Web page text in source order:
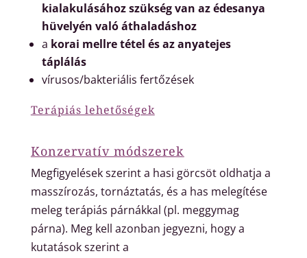
kialakulásához szükség van az édesanya
hüvelyén való áthaladáshoz
a korai mellre tétel és az anyatejes
táplálás
vírusos/bakteriális fertőzések
Terápiás lehetőségek
Konzervatív módszerek
Megfigyelések szerint a hasi görcsöt oldhatja a
masszírozás, tornáztatás, és a has melegítése
meleg terápiás párnákkal (pl. meggymag
párna). Meg kell azonban jegyezni, hogy a
kutatások szerint a